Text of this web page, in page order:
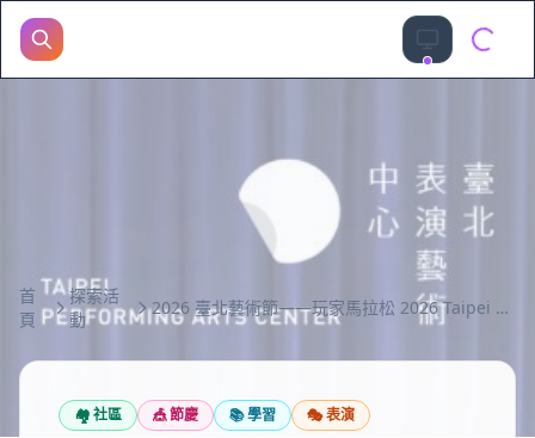
首
頁
探索活
動
2026 臺北藝術節——玩家馬拉松 2026 Taipei Arts Festival——TPAC Player's Circuit
🏘️社區 🎪節慶 📚學習 🎭表演